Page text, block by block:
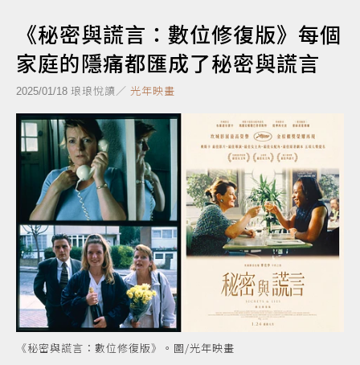
《秘密與謊言：數位修復版》每個
家庭的隱痛都匯成了秘密與謊言
2025/01/18 琅琅悅讀／ 光年映畫
《秘密與謊言：數位修復版》。圖/光年映畫